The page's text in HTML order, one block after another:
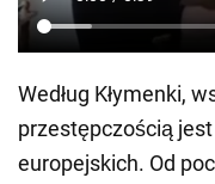
Według Kłymenki,
przestępczością
europejskich. Od